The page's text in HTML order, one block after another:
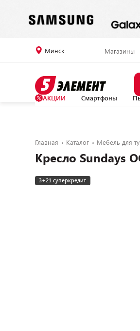
Минск Магазины
АКЦИИ Смартфоны
Главная Каталог Мебель для
Кресло Sundays
3+21 суперкредит